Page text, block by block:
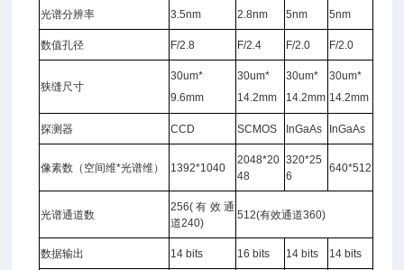
光谱分辨率 3.5nm 2.8nm 5nm 5nm
数值孔径 F/2.8 F/2.4 F/2.0 F/2.0
狭缝尺寸
30um*
9.6mm
30um*
14.2mm
30um*
14.2mm
30um*
14.2mm
探测器 CCD SCMOS InGaAs InGaAs
像素数（空间维*光谱维） 1392*1040
2048*20
48
320*25
6
640*512
光谱通道数
256( 有效通
道240)
512(有效通道360)
数据输出 14 bits 16 bits 14 bits 14 bits